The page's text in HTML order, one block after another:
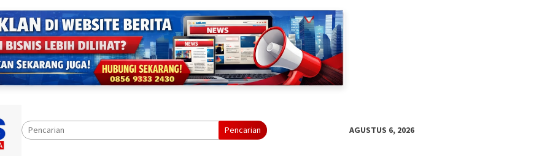
Pencarian AGUSTUS 6, 2026